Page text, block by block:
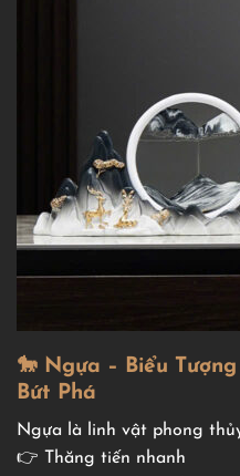
🐎 Ngựa – Biểu
Bứt Phá
Ngựa là linh vật phong
👉 Thăng tiến nhanh